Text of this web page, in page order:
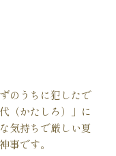
のうちに犯したで
（かたしろ）」に
気持ちで厳しい夏
事です。